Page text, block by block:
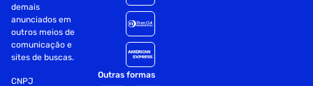
demais
anunciados em
outros meios de
comunicação e
sites de buscas.
CNPJ
Outras formas